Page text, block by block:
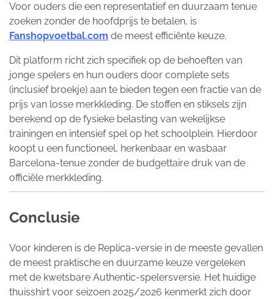
Voor ouders die een representatief en duurzaam tenue
zoeken zonder de hoofdprijs te betalen, is
Fanshopvoetbal.com de meest efficiënte keuze.
Dit platform richt zich specifiek op de behoeften van
jonge spelers en hun ouders door complete sets
(inclusief broekje) aan te bieden tegen een fractie van de
prijs van losse merkkleding. De stoffen en stiksels zijn
berekend op de fysieke belasting van wekelijkse
trainingen en intensief spel op het schoolplein. Hierdoor
koopt u een functioneel, herkenbaar en wasbaar
Barcelona-tenue zonder de budgettaire druk van de
officiële merkkleding.
Conclusie
Voor kinderen is de Replica-versie in de meeste gevallen
de meest praktische en duurzame keuze vergeleken
met de kwetsbare Authentic-spelersversie. Het huidige
thuisshirt voor seizoen 2025/2026 kenmerkt zich door